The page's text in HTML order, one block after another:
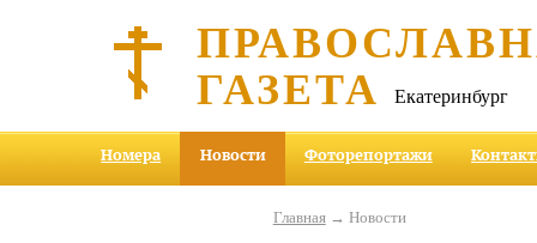
ГАЗЕТА Екатеринбург
Номера Новости Фоторепортажи
Главная→ Новости